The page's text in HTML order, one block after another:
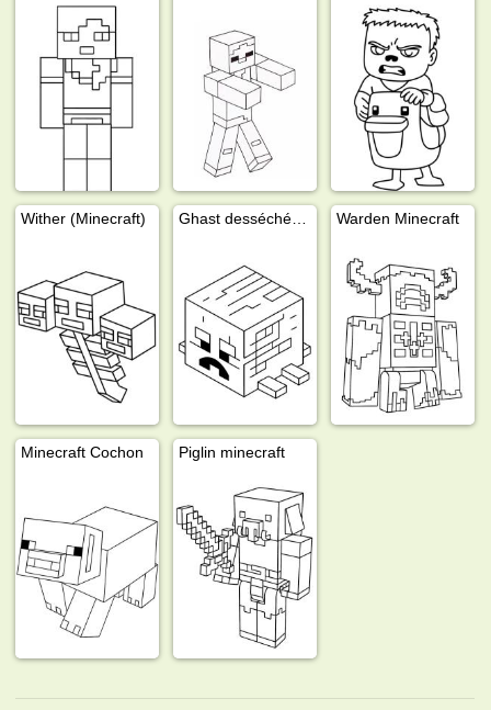
Wither (Minecraft) Warden Minecraft
Minecraft Cochon Piglin minecraft